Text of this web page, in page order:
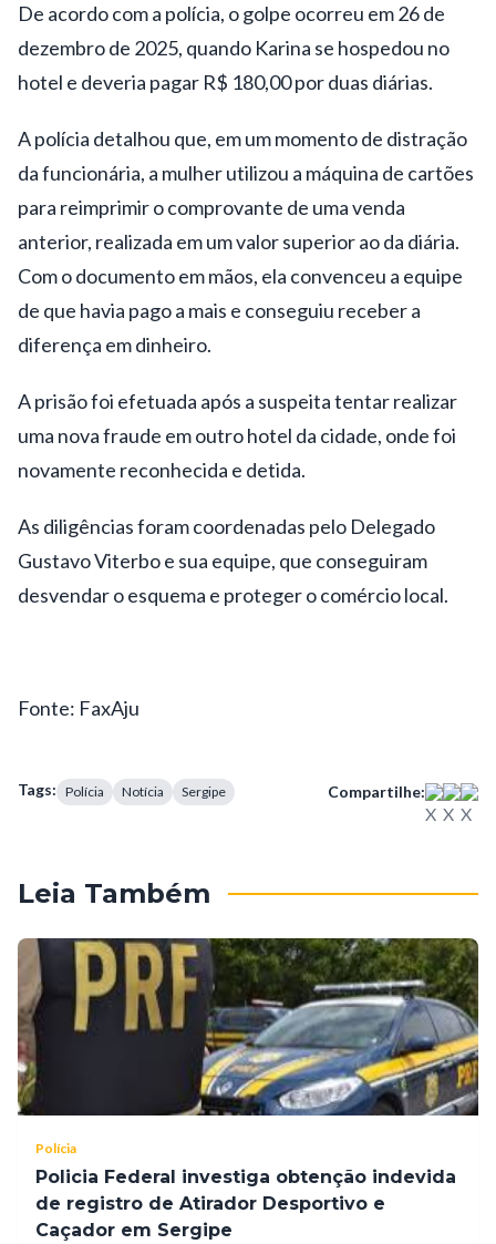
De acordo com a polícia, o golpe ocorreu em 26 de
dezembro de 2025, quando Karina se hospedou no
hotel e deveria pagar R$ 180,00 por duas diárias.
A polícia detalhou que, em um momento de distração
da funcionária, a mulher utilizou a máquina de cartões
para reimprimir o comprovante de uma venda
anterior, realizada em um valor superior ao da diária.
Com o documento em mãos, ela convenceu a equipe
de que havia pago a mais e conseguiu receber a
diferença em dinheiro.
A prisão foi efetuada após a suspeita tentar realizar
uma nova fraude em outro hotel da cidade, onde foi
novamente reconhecida e detida.
As diligências foram coordenadas pelo Delegado
Gustavo Viterbo e sua equipe, que conseguiram
desvendar o esquema e proteger o comércio local.
Fonte: FaxAju
Tags: Polícia Notícia Sergipe Compartilhe:
Leia Também
Polícia
Policia Federal investiga obtenção indevida
de registro de Atirador Desportivo e
Caçador em Sergipe